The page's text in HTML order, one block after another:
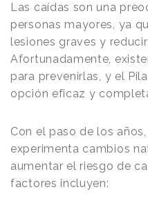
Las caídas son una
personas mayores, ya
lesiones graves y
Afortunadamente,
para prevenirlas, y el
opción eficaz y
Con el paso de los
experimenta cambios
aumentar el riesgo de
factores incluyen: